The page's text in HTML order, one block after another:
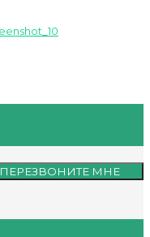
ПЕРЕЗВОНИТЕ МНЕ